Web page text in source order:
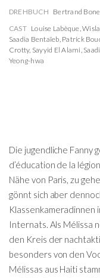
DREHBUCH Bertrand
CAST Louise Labèque,
Saadia Bentaïeb, Patrick
Crotty, Sayyid El Alami,
Yeong-hwa
Die jugendliche Fanny
d’éducation de la
Nähe von Paris, zu
gönnt sich aber
Klassenkameradinnen
Internats. Als Mélissa
den Kreis der
besonders von den
Mélissas aus Haiti